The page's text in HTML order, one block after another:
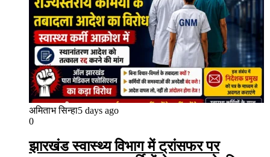
अमिताभ सिन्हा5 days ago
0
झारखंड स्वास्थ्य विभाग में ट्रांसफर पर